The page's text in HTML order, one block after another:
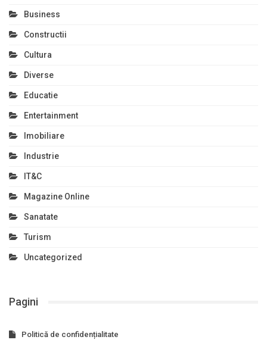
Business
Constructii
Cultura
Diverse
Educatie
Entertainment
Imobiliare
Industrie
IT&C
Magazine Online
Sanatate
Turism
Uncategorized
Pagini
Politică de confidențialitate